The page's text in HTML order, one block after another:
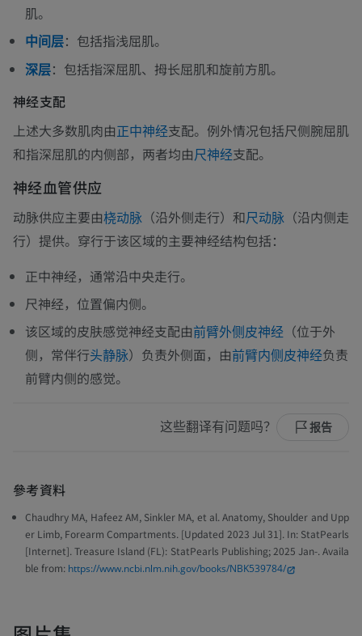
肌。
中间层：包括指浅屈肌。
深层：包括指深屈肌、拇长屈肌和旋前方肌。
神经支配
上述大多数肌肉由正中神经支配。例外情况包括尺侧腕屈肌
和指深屈肌的内侧部，两者均由尺神经支配。
神经血管供应
动脉供应主要由桡动脉 （沿外侧走行）和尺动脉 （沿内侧走
行）提供。穿行于该区域的主要神经结构包括：
正中神经，通常沿中央走行。
尺神经，位置偏内侧。
该区域的皮肤感觉神经支配由前臂外侧皮神经 （位于外
侧，常伴行头静脉）负责外侧面，由前臂内侧皮神经负责
前臂内侧的感觉。
这些翻译有问题吗？ 报告
參考資料
Chaudhry MA, Hafeez AM, Sinkler MA, et al. Anatomy, Shoulder and Upp
er Limb, Forearm Compartments. [Updated 2023 Jul 31]. In: StatPearls
[Internet]. Treasure Island (FL): StatPearls Publishing; 2025 Jan-. Availa
ble from: https://www.ncbi.nlm.nih.gov/books/NBK539784/